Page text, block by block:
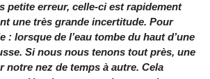
petite erreur, celle-ci est rapidement
une très grande incertitude. Pour
: lorsque de l’eau tombe du haut d’une
Si nous nous tenons tout près, une
notre nez de temps à autre. Cela